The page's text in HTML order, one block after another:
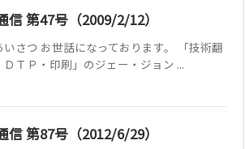
信 第47号（2009/2/12）
いさつ お世話になっております。 「技術翻
ＤＴＰ・印刷」のジェー・ジョン ...
信 第87号（2012/6/29）